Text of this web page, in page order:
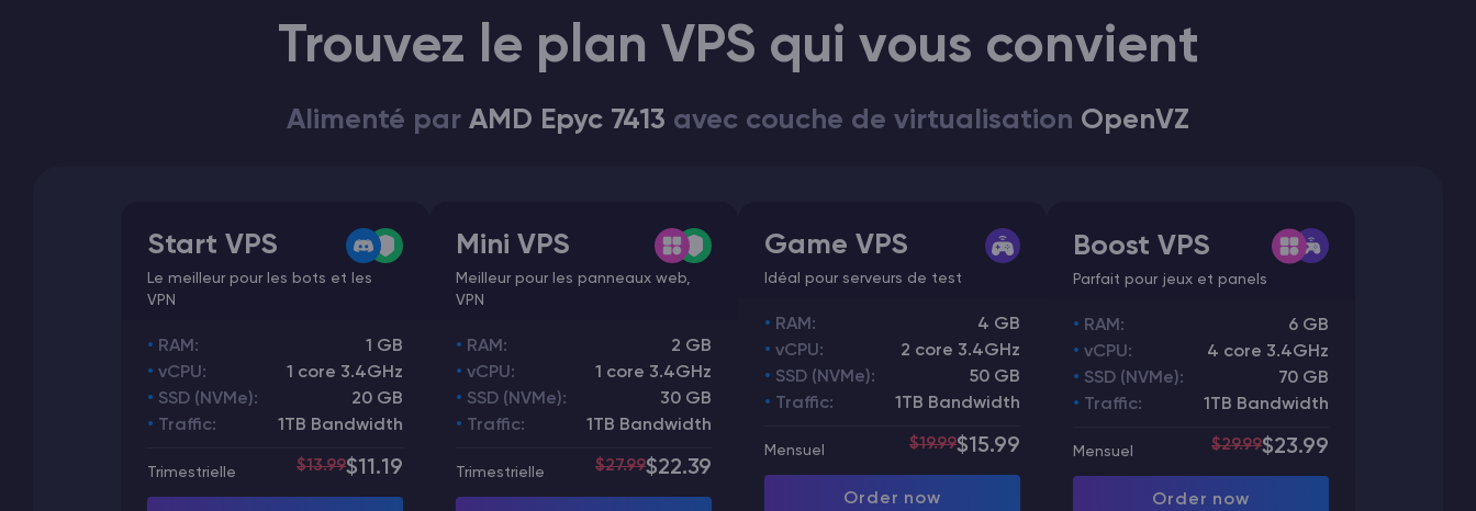
Trouvez le plan VPS qui vous convient
Alimenté par AMD Epyc 7413 avec couche de virtualisation OpenVZ
Start VPS
Le meilleur pour les bots et les
VPN
RAM:
1 GB
vCPU:
1 core 3.4GHz
SSD (NVMe):
20 GB
Traffic:
1TB Bandwidth
Trimestrielle $13.99$11.19
Mini VPS
Meilleur pour les panneaux web,
VPN
RAM:
2 GB
vCPU:
1 core 3.4GHz
SSD (NVMe):
30 GB
Traffic:
1TB Bandwidth
Trimestrielle $27.99$22.39
Game VPS
Idéal pour serveurs de test
RAM:
4 GB
vCPU:
2 core 3.4GHz
SSD (NVMe):
50 GB
Traffic:
1TB Bandwidth
Mensuel $19.99$15.99
Order now
Boost VPS
Parfait pour jeux et panels
RAM:
6 GB
vCPU:
4 core 3.4GHz
SSD (NVMe):
70 GB
Traffic:
1TB Bandwidth
Mensuel $29.99$23.99
Order now